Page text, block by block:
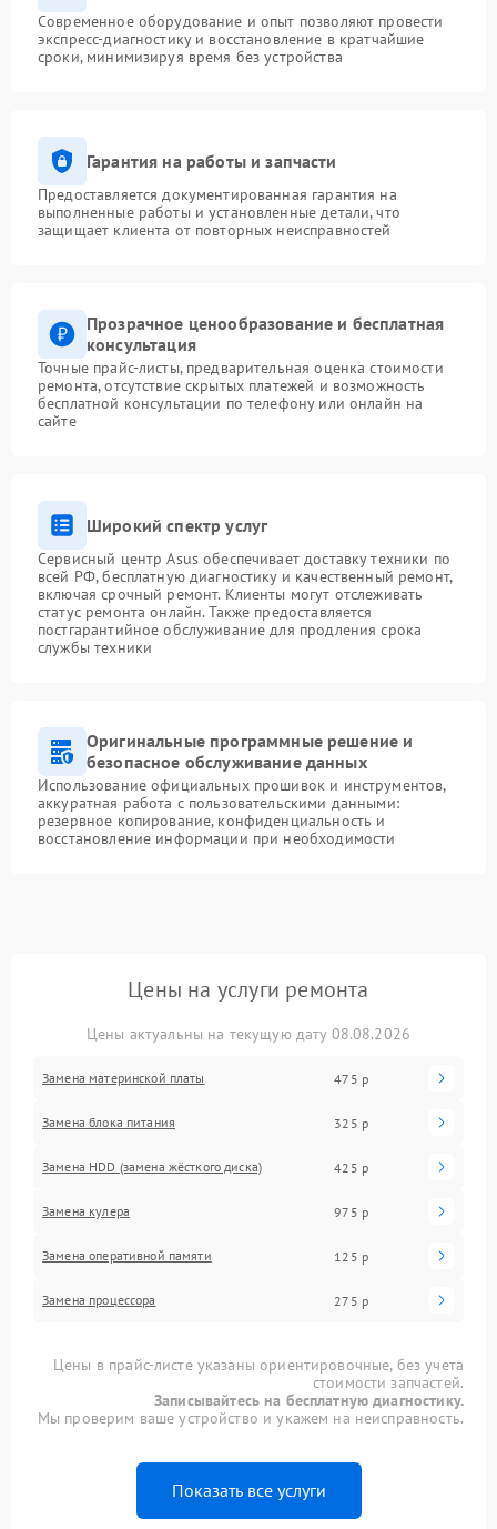
Современное оборудование и опыт позволяют провести
экспресс-диагностику и восстановление в кратчайшие
сроки, минимизируя время без устройства
Гарантия на работы и запчасти
Предоставляется документированная гарантия на
выполненные работы и установленные детали, что
защищает клиента от повторных неисправностей
Прозрачное ценообразование и бесплатная
консультация
Точные прайс-листы, предварительная оценка стоимости
ремонта, отсутствие скрытых платежей и возможность
бесплатной консультации по телефону или онлайн на
сайте
Широкий спектр услуг
Сервисный центр Asus обеспечивает доставку техники по
всей РФ, бесплатную диагностику и качественный ремонт,
включая срочный ремонт. Клиенты могут отслеживать
статус ремонта онлайн. Также предоставляется
постгарантийное обслуживание для продления срока
службы техники
Оригинальные программные решение и
безопасное обслуживание данных
Использование официальных прошивок и инструментов,
аккуратная работа с пользовательскими данными:
резервное копирование, конфиденциальность и
восстановление информации при необходимости
Цены на услуги ремонта
Цены актуальны на текущую дату 08.08.2026
Замена материнской платы 475 р
Замена блока питания 325 р
Замена HDD (замена жёсткого диска) 425 р
Замена кулера 975 р
Замена оперативной памяти 125 р
Замена процессора 275 р
Цены в прайс-листе указаны ориентировочные, без учета
стоимости запчастей.
Записывайтесь на бесплатную диагностику.
Мы проверим ваше устройство и укажем на неисправность.
Показать все услуги